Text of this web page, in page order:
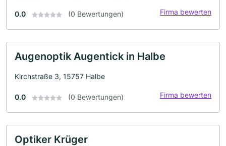
0.0 (0 Bewertungen) Firma bewerten
Augenoptik Augentick in Halbe
Kirchstraße 3, 15757 Halbe
0.0 (0 Bewertungen) Firma bewerten
Optiker Krüger